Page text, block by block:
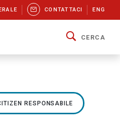
CONTATTACI ENG
CERCA
RESPONSABILE